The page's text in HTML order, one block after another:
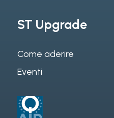
ST Upgrade
Come aderire
Eventi